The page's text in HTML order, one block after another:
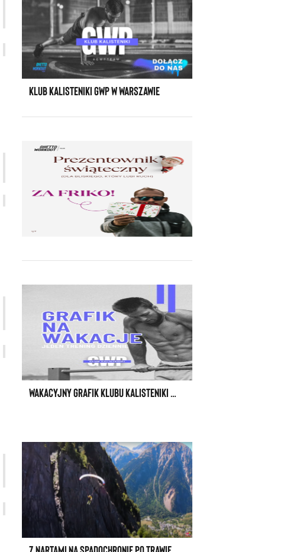
KLUB KALISTENIKI GWP W WARSZAWIE
WAKACYJNY GRAFIK KLUBU KALISTENIKI GWP W WARSZAWIE